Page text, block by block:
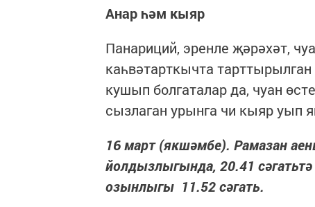
Анар һәм кыяр
Панариций, эренле җәрәхәт,
каһвәтарткычта
кушып болгаталар да, чуан
сызлаган урынга чи кыяр уып
16 март (якшәмбе). Рамазан
йолдызлыгында, 20.41 сәгатьтә
озынлыгы 11.52 сәгать.